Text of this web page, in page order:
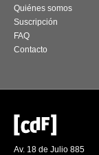
Quiénes somos
Suscripción
FAQ
Contacto
Av. 18 de Julio 885